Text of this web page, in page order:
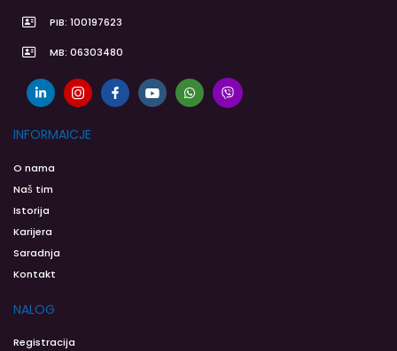
PIB: 100197623
MB: 06303480
INFORMAICJE
O nama
Naš tim
Istorija
Karijera
Saradnja
Kontakt
NALOG
Registracija